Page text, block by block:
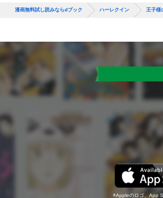
漫画無料試し読みならdブック ハーレクイン 王子様
Appleのロゴ、App